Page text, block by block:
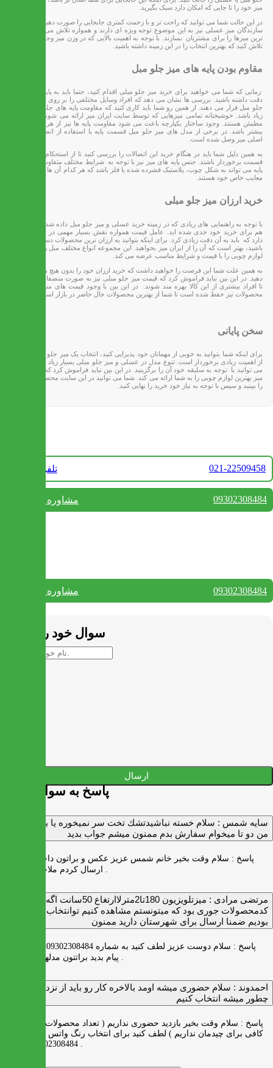
میز خود را تا جایی که امکان دارد سبک بگیرید.
در این حالت شما می توانید که راحت تر و با زحمت کمتری جابجایی را صورت دهید. خوشبختانه
سازندگان میز عسلی نیز به این موضوع توجه ویژه ای دارند و همواره تلاش می کنند تا سبک
ترین میزها را برای مشتریان بسازند. با توجه به اهمیت بالایی که در وزن میز وجود دارد،‌ حتما
تلاش کنید که بهترین انتخاب را در این زمینه داشته باشید.
مقاوم بودن پایه های میز جلو مبل
زمانی که شما می خواهید برای خرید میز جلو مبلی اقدام کنید، حتما باید به پایه های آن نیز
دقت داشته باشید. بررسی ها نشان می دهد که افراد وسایل مختلفی را بر روی عسلی یا میز
جلو مبل قرار می دهند. از همین رو شما باید کاری کنید که مقاومت پایه های جلو مبلی بسیار
زیاد باشد. خوشبختانه تمامی میزهایی که توسط سایت ایران میز ارائه می شوند از این نظر
مطمئن هستند. وجود ساختار یکپارچه باعث می شود مقاومت پایه ها نیز از هر زمان دیگری
بیشتر باشد. در برخی از مدل های میز جلو مبل قسمت پایه با استفاده از اتصالات به بدنه
اصلی میز وصل شده است.
به همین دلیل شما باید در هنگام خرید این اتصالات را بررسی کنید تا از استحکام لازم در این
قسمت برخوردار باشند. جنس پایه های میز نیز با توجه به شرایط مختلف متفاوت خواهد بود.
پایه می تواند به شکل چوب، پلاستیک فشرده شده یا فلز باشد که هر کدام آن ها دارای مزایا و
معایب خاص خود هستند.
خرید ارزان میز جلو مبلی
با توجه به راهنمایی های زیادی که در زمینه خرید عسلی و میز جلو مبل داده شد، احتمالا شما
هم برای خرید خود جدی شده اید. عامل قیمت همواره نقش بسیار مهمی در خرید این کالا
دارد که باید به آن دقت زیادی کرد. برای اینکه بتوانید به ارزان ترین محصولات دسترسی داشته
باشید، بهتر است که آن را از ایران میز بخواهید. این مجموعه انواع مختلف مبل راحتی و سایر
لوازم چوبی را با قیمت و شرایط مناسب عرضه می کند.
به همین علت شما این فرصت را خواهید داشت که خرید ارزان خود را بدون هیچ مشکلی انجام
دهید. در این بین نباید فراموش کرد که قیمت میز جلو مبلی نیز به صورت منصفانه تعیین شده
تا افراد بیشتری از این کالا بهره مند شوند. در این بین با وجود قیمت های مناسب، کیفیت
محصولات نیز حفظ شده است تا شما از بهترین محصولات حال حاضر در بازار استفاده کنید.
سخن پایانی
برای اینکه شما بتوانید به خوبی از مهمانان خود پذیرایی کنید، انتخاب یک میز جلو مبلی مناسب
از اهمیت زیادی برخوردار است. تنوع مدل در عسلی و میز جلو مبلی بسیار زیاد است که شما
می توانید با توجه به سلیقه خود‌ آن را برگزینید. در این بین نباید فراموش کرد که سایت ایران
میز بهترین لوازم چوبی را به شما ارائه می کند. شما می توانید در این سایت محصولات مختلف
را ببینید و سپس با توجه به نیاز خود خرید را نهایی کنید.
تلفن فروش 021-22509458
مشاوره واتس آپ 09302308484
مشاوره واتس آپ 09302308484
سوال خود را بپرسید
ارسال
پاسخ به سوالات شما
سايه شمس : سلام خسته نباشيدتشك تخت سر نميخوره يا برنميگرده
من دو تا ميخوام سفارش بدم ممنون ميشم جواب بديد
پاسخ : سلام وقت بخیر خانم شمس عزیز عکس و براتون داخل واتس اپ
ارسال کردم ملاحظه بفرمایید .
مرتضی مرادی :
میزتلویزیون 180تا2مترلاارتغاع 50سانت اگه
کدمحصولات جوری بود که میتونستم مشاهده کنیم توانتخاب راحت‌تر
بودیم ضمنا ارسال برای شهرستان دارید ممنون
پاسخ :
احمدوند : سلام حضوری میشه اومد بالاخره کار رو باید از نزدیک دید
چطور میشه انتخاب کنیم
پاسخ : سلام وقت بخیر بازدید حضوری نداریم ( تعداد محصولات زیاد و فضای
کافی برای چیدمان نداریم ) لطف کنید برای انتخاب رنگ واتس اپ به شماره
09302308484 پیام بدید .